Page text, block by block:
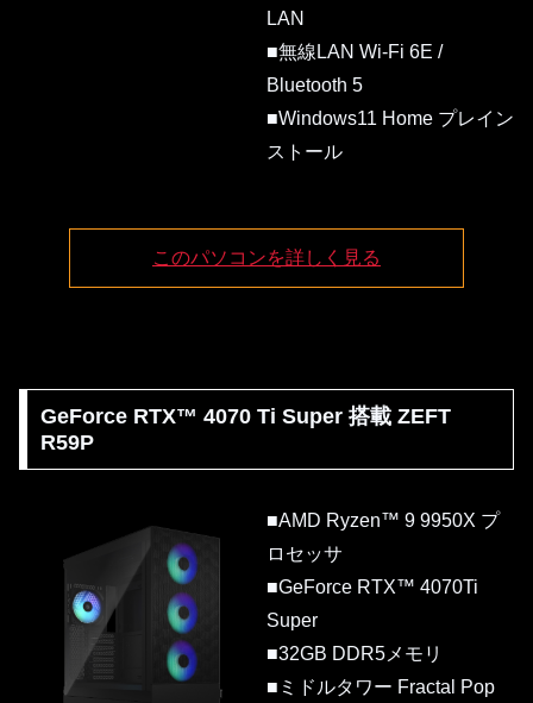
LAN
■無線LAN Wi-Fi 6E /
Bluetooth 5
■Windows11 Home プレイン
ストール
このパソコンを詳しく見る
GeForce RTX™ 4070 Ti Super 搭載 ZEFT
R59P
■AMD Ryzen™ 9 9950X プ
ロセッサ
■GeForce RTX™ 4070Ti
Super
■32GB DDR5メモリ
■ミドルタワー Fractal Pop